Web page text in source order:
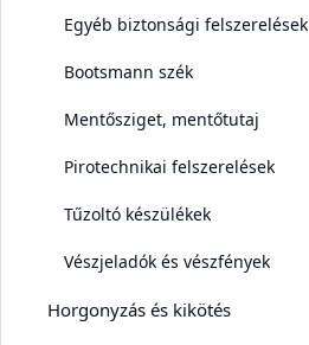
Egyéb biztonsági felszerelések
Bootsmann szék
Mentősziget, mentőtutaj
Pirotechnikai felszerelések
Tűzoltó készülékek
Vészjeladók és vészfények
Horgonyzás és kikötés